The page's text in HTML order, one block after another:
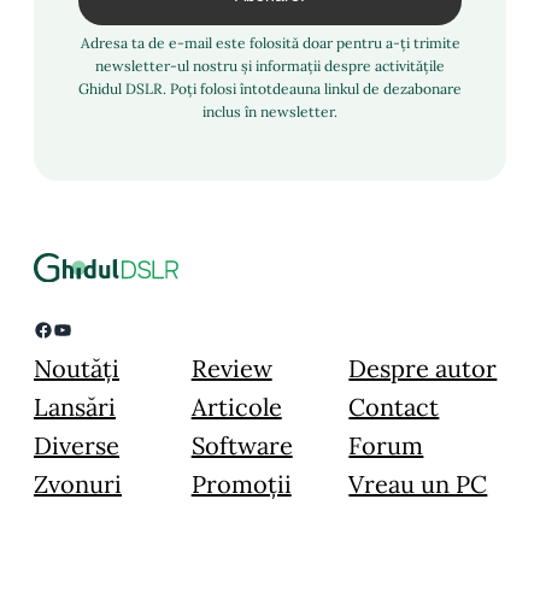
Adresa ta de e-mail este folosită doar pentru a-ți trimite
newsletter-ul nostru și informații despre activitățile
Ghidul DSLR. Poți folosi întotdeauna linkul de dezabonare
inclus în newsletter.
Facebook YouTube
Noutăți
Lansări
Diverse
Zvonuri
Review
Articole
Software
Promoții
Despre autor
Contact
Forum
Vreau un PC